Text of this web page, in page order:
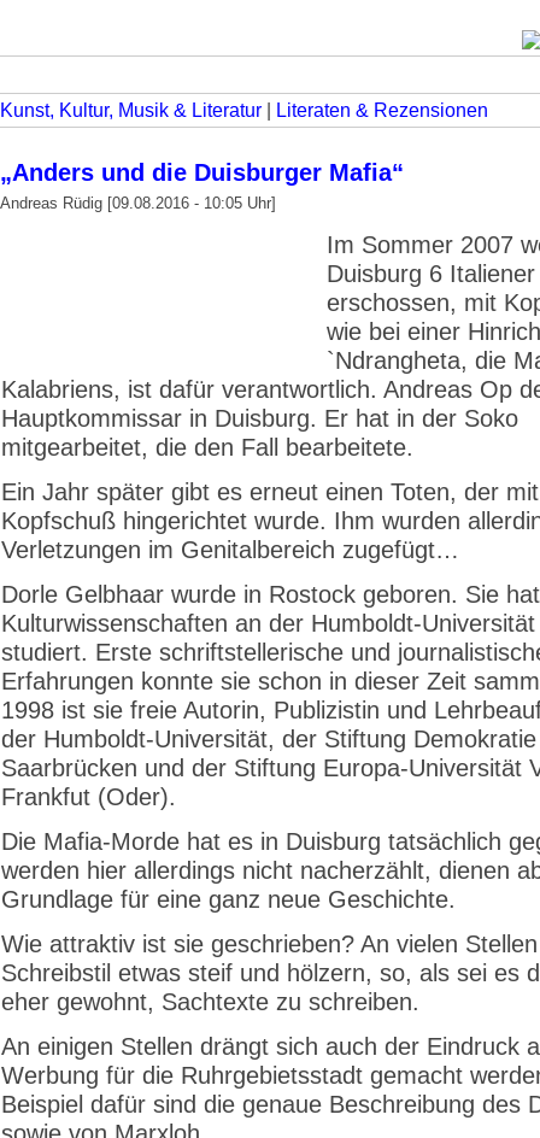
Kunst, Kultur, Musik & Literatur Literaten & Rezensionen
„Anders und die Duisburger Mafia“
Andreas Rüdig [09.08.2016 - 10:05 Uhr]
Im Sommer 2007
Duisburg 6 Italiener
erschossen, mit
wie bei einer
`Ndrangheta, die
Kalabriens, ist dafür verantwortlich. Andreas Op
Hauptkommissar in Duisburg. Er hat in der Soko
mitgearbeitet, die den Fall bearbeitete.
Ein Jahr später gibt es erneut einen Toten, der
Kopfschuß hingerichtet wurde. Ihm wurden
Verletzungen im Genitalbereich zugefügt…
Dorle Gelbhaar wurde in Rostock geboren. Sie hat
Kulturwissenschaften an der Humboldt-
studiert. Erste schriftstellerische und
Erfahrungen konnte sie schon in dieser Zeit
1998 ist sie freie Autorin, Publizistin und
der Humboldt-Universität, der Stiftung Demokratie
Saarbrücken und der Stiftung Europa-Universität
Frankfut (Oder).
Die Mafia-Morde hat es in Duisburg tatsächlich
werden hier allerdings nicht nacherzählt, dienen
Grundlage für eine ganz neue Geschichte.
Wie attraktiv ist sie geschrieben? An vielen
Schreibstil etwas steif und hölzern, so, als sei es
eher gewohnt, Sachtexte zu schreiben.
An einigen Stellen drängt sich auch der Eindruck
Werbung für die Ruhrgebietsstadt gemacht
Beispiel dafür sind die genaue Beschreibung des